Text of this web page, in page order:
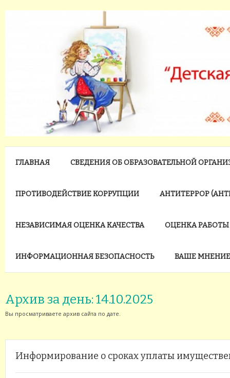
ГЛАВНАЯ СВЕДЕНИЯ ОБ ОБРАЗОВАТЕЛЬНОЙ
ПРОТИВОДЕЙСТВИЕ КОРРУПЦИИ АНТИТЕРРОР
НЕЗАВИСИМАЯ ОЦЕНКА КАЧЕСТВА ОЦЕНКА
ИНФОРМАЦИОННАЯ БЕЗОПАСНОСТЬ ВАШЕ
Архив за день: 14.10.2025
Вы просматриваете архив сайта по дате.
Информирование о сроках уплаты